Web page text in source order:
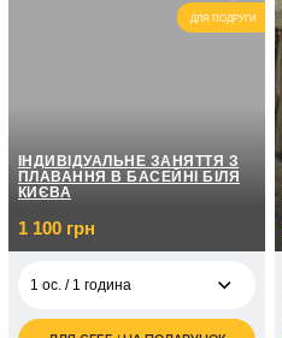
ДЛЯ ПОДРУГИ
ІНДИВІДУАЛЬНЕ ЗАНЯТТЯ З
ПЛАВАННЯ В БАСЕЙНІ БІЛЯ
КИЄВА
1 100 грн
1 ос. / 1 година